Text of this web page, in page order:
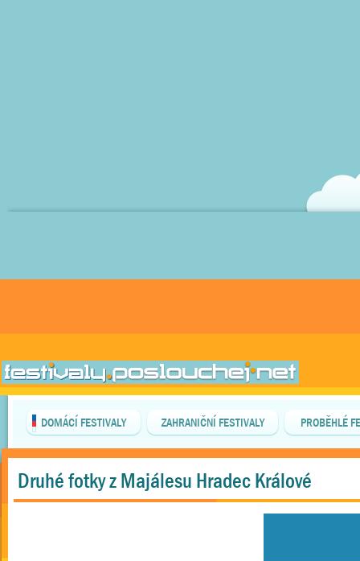
DOMÁCÍ FESTIVALY ZAHRANIČNÍ FESTIVALY PROBĚHLÉ
Druhé fotky z Majálesu Hradec Králové